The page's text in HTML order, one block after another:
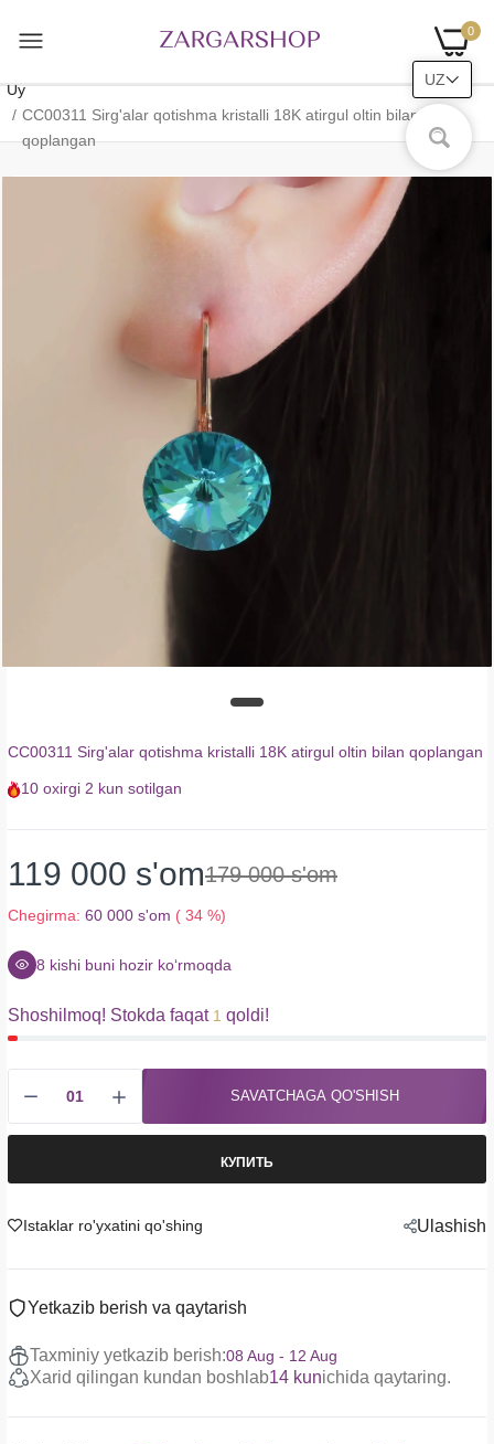
0
Uy
CC00311 Sirg'alar qotishma kristalli 18K atirgul oltin bilan
qoplangan
CC00311 Sirg'alar qotishma kristalli 18K atirgul oltin bilan qoplangan
10 oxirgi 2 kun sotilgan
119 000 s'om179 000 s'om
Chegirma: 60 000 s'om ( 34 %)
8 kishi buni hozir koʻrmoqda
Shoshilmoq! Stokda faqat 1 qoldi!
SAVATCHAGA QO'SHISH
КУПИТЬ
Istaklar ro'yxatini qo'shing Ulashish
Yetkazib berish va qaytarish
Taxminiy yetkazib berish:08 Aug - 12 Aug
Xarid qilingan kundan boshlab14 kunichida qaytaring.
UZ